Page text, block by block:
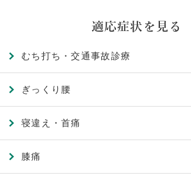
適応症状を見る
むち打ち・交通事故診療
ぎっくり腰
寝違え・首痛
膝痛